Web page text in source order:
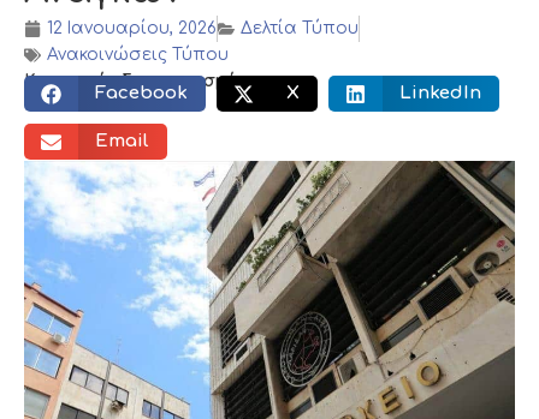
12 Ιανουαρίου, 2026
Δελτία Τύπου
Ανακοινώσεις Τύπου
Κοινωνικός διαμοιρασμός:
Facebook X LinkedIn
Email